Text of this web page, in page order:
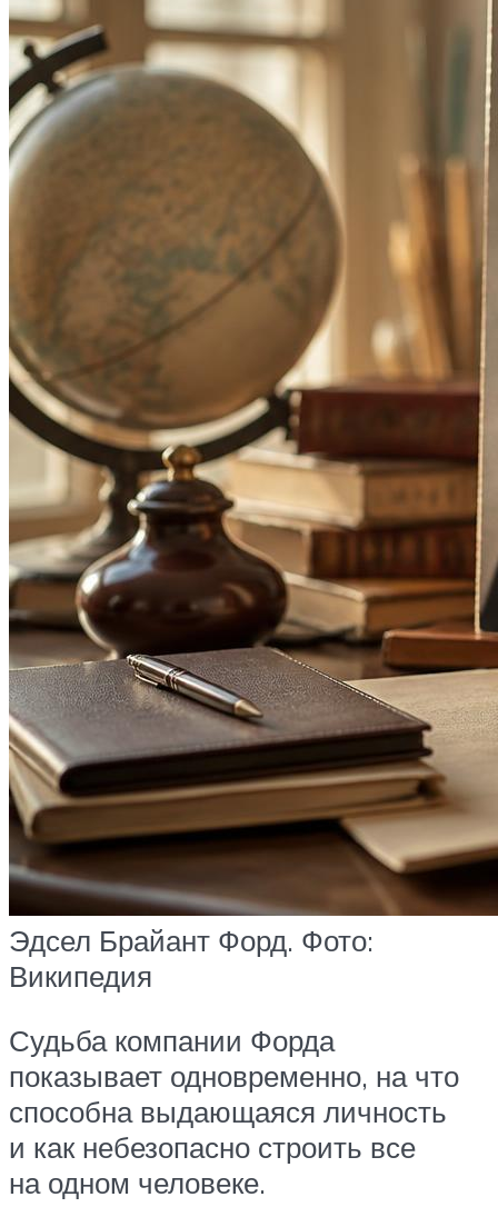
Эдсел Брайант Форд. Фото:
Википедия
Судьба компании Форда
показывает одновременно, на что
способна выдающаяся личность
и как небезопасно строить все
на одном человеке.